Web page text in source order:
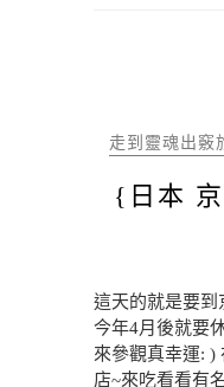
走到靈魂出竅
{日本
這天的就是要到
今年4月後就要
來參觀真幸運: )
店~來吃看看有